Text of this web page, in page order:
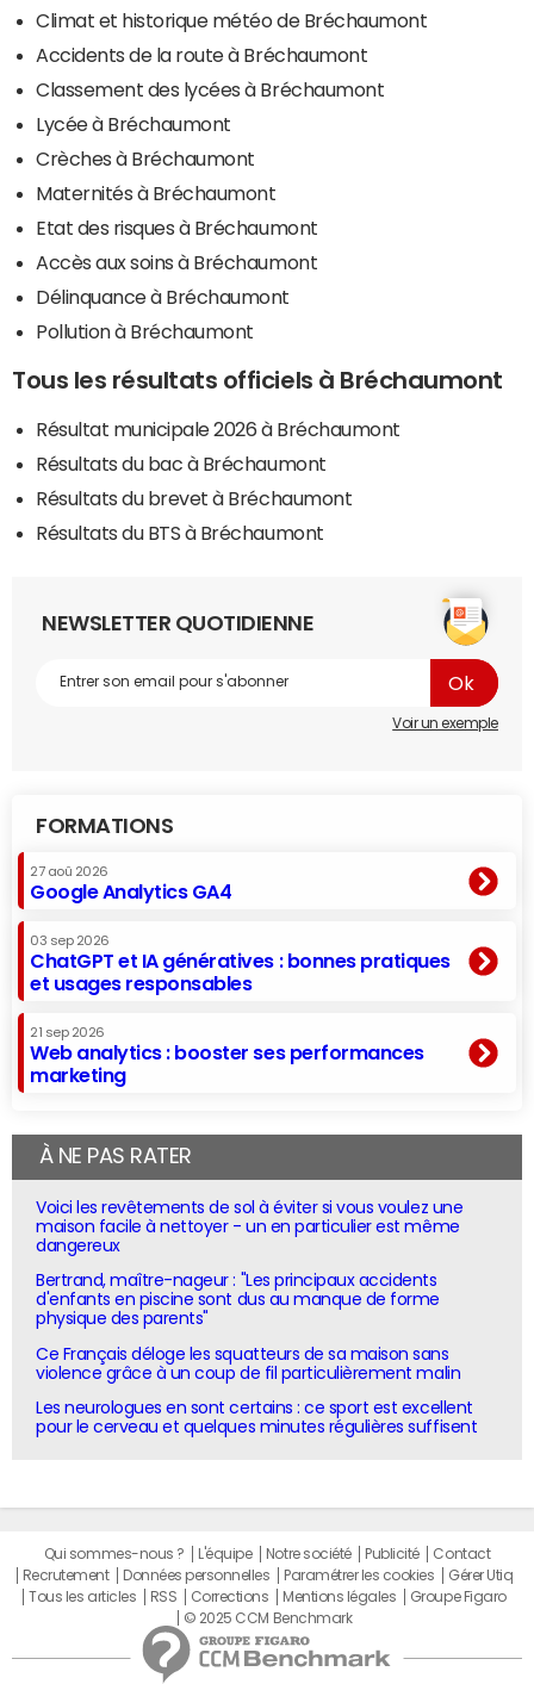
Climat et historique météo de Bréchaumont
Accidents de la route à Bréchaumont
Classement des lycées à Bréchaumont
Lycée à Bréchaumont
Crèches à Bréchaumont
Maternités à Bréchaumont
Etat des risques à Bréchaumont
Accès aux soins à Bréchaumont
Délinquance à Bréchaumont
Pollution à Bréchaumont
Tous les résultats officiels à Bréchaumont
Résultat municipale 2026 à Bréchaumont
Résultats du bac à Bréchaumont
Résultats du brevet à Bréchaumont
Résultats du BTS à Bréchaumont
NEWSLETTER QUOTIDIENNE
Voir un exemple
FORMATIONS
27 aoû 2026
Google Analytics GA4
03 sep 2026
ChatGPT et IA génératives : bonnes pratiques
et usages responsables
21 sep 2026
Web analytics : booster ses performances
marketing
À NE PAS RATER
Voici les revêtements de sol à éviter si vous voulez une
maison facile à nettoyer - un en particulier est même
dangereux
Bertrand, maître-nageur : "Les principaux accidents
d'enfants en piscine sont dus au manque de forme
physique des parents"
Ce Français déloge les squatteurs de sa maison sans
violence grâce à un coup de fil particulièrement malin
Les neurologues en sont certains : ce sport est excellent
pour le cerveau et quelques minutes régulières suffisent
Qui sommes-nous ? L'équipe Notre société Publicité
Contact
Recrutement
Données personnelles Paramétrer les cookies
Gérer Utiq
Tous les articles
RSS Corrections Mentions légales
Groupe Figaro
© 2025 CCM Benchmark